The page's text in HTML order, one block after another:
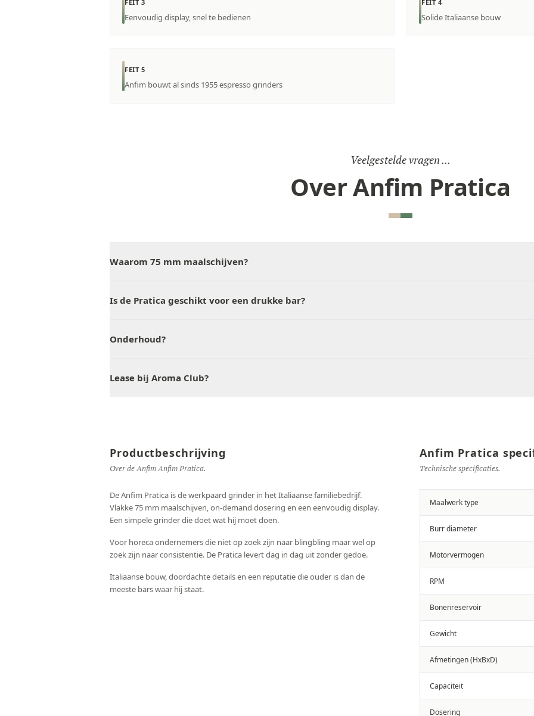
FEIT 3
Eenvoudig display, snel te bedienen
FEIT 4
Solide Italiaanse bouw
FEIT 5
Anfim bouwt al sinds 1955 espresso grinders
Veelgestelde vragen ...
Over Anfim Pratica
Waarom 75 mm maalschijven?
Is de Pratica geschikt voor een drukke bar?
Onderhoud?
Lease bij Aroma Club?
Productbeschrijving
Over de Anfim Anfim Pratica.
De Anfim Pratica is de werkpaard grinder in het Italiaanse familiebedrijf.
Vlakke 75 mm maalschijven, on-demand dosering en een eenvoudig display.
Een simpele grinder die doet wat hij moet doen.
Voor horeca ondernemers die niet op zoek zijn naar blingbling maar wel op
zoek zijn naar consistentie. De Pratica levert dag in dag uit zonder gedoe.
Italiaanse bouw, doordachte details en een reputatie die ouder is dan de
meeste bars waar hij staat.
Anfim Pratica
Technische specificaties.
Maalwerk type
Burr diameter
Motorvermogen
RPM
Bonenreservoir
Gewicht
Afmetingen (HxBxD)
Capaciteit
Dosering